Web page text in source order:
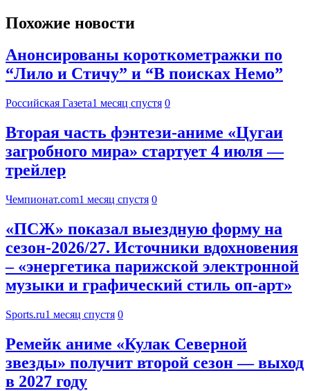
Похожие новости
Анонсированы короткометражки по
“Лило и Стичу” и “В поисках Немо”
Российская Газета1 месяц спустя 0
Вторая часть фэнтези-аниме «Цугаи
загробного мира» стартует 4 июля —
трейлер
Чемпионат.com1 месяц спустя 0
«ПСЖ» показал выездную форму на
сезон-2026/27. Источники вдохновения
– «энергетика парижской электронной
музыки и графический стиль оп-арт»
Sports.ru1 месяц спустя 0
Ремейк аниме «Кулак Северной
звезды» получит второй сезон — выход
в 2027 году